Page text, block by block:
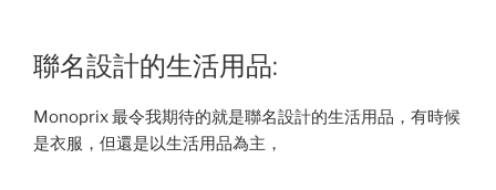
聯名設計的生活用品:
Monoprix 最令我期待的就是聯名設計的生活用品，有時候
是衣服，但還是以生活用品為主，